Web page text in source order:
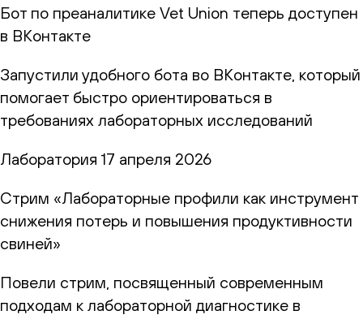
Бот по преаналитике Vet Union теперь доступен
в ВКонтакте
Запустили удобного бота во ВКонтакте, который
помогает быстро ориентироваться в
требованиях лабораторных исследований
Лаборатория 17 апреля 2026
Стрим «Лабораторные профили как инструмент
снижения потерь и повышения продуктивности
свиней»
Повели стрим, посвященный современным
подходам к лабораторной диагностике в